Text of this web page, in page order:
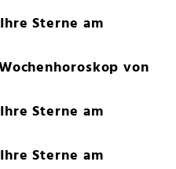
Sterne am
von
Sterne am
Sterne am